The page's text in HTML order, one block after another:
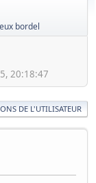
bordel
20:18:47
DE L'UTILISATEUR